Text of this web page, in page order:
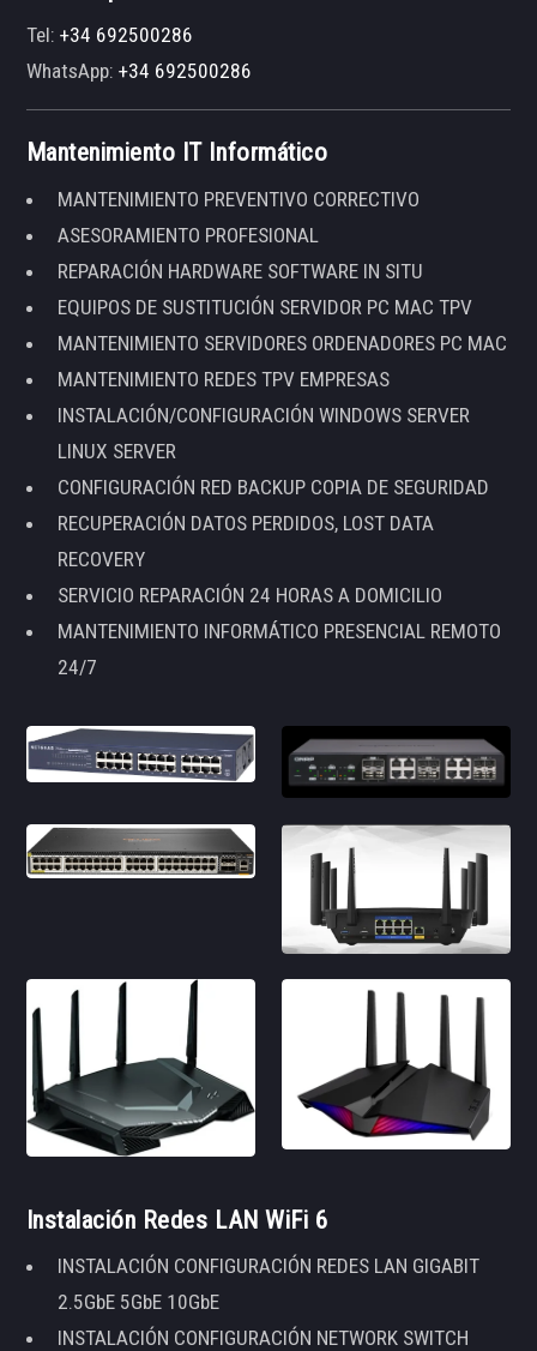
Tel:+34 692500286
WhatsApp:+34 692500286
Mantenimiento IT Informático
MANTENIMIENTO PREVENTIVO CORRECTIVO
ASESORAMIENTO PROFESIONAL
REPARACIÓN HARDWARE SOFTWARE IN SITU
EQUIPOS DE SUSTITUCIÓN SERVIDOR PC MAC TPV
MANTENIMIENTO SERVIDORES ORDENADORES PC MAC
MANTENIMIENTO REDES TPV EMPRESAS
INSTALACIÓN/CONFIGURACIÓN WINDOWS SERVER
LINUX SERVER
CONFIGURACIÓN RED BACKUP COPIA DE SEGURIDAD
RECUPERACIÓN DATOS PERDIDOS, LOST DATA
RECOVERY
SERVICIO REPARACIÓN 24 HORAS A DOMICILIO
MANTENIMIENTO INFORMÁTICO PRESENCIAL REMOTO
24/7
Instalación Redes LAN WiFi 6
INSTALACIÓN CONFIGURACIÓN REDES LAN GIGABIT
2.5GbE 5GbE 10GbE
INSTALACIÓN CONFIGURACIÓN NETWORK SWITCH